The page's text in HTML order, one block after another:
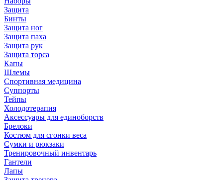
Защита
Бинты
Защита ног
Защита паха
Защита рук
Защита торса
Капы
Шлемы
Спортивная медицина
Суппорты
Тейпы
Холодотерапия
Аксессуары для единоборств
Брелоки
Костюм для сгонки веса
Сумки и рюкзаки
Тренировочный инвентарь
Гантели
Лапы